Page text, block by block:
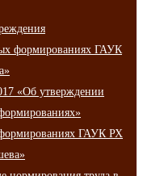
формированиях ГАУК
«Об утверждении
ГАУК РХ